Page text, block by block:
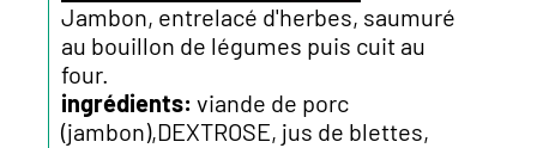
Jambon, entrelacé d'herbes, saumuré
au bouillon de légumes puis cuit au
four.
ingrédients: viande de porc
(jambon),DEXTROSE, jus de blettes,